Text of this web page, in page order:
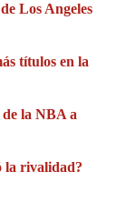
Los Angeles
títulos en la
la NBA a
la rivalidad?